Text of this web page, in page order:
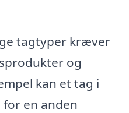
tagtyper kræver
og
kan et tag i
en anden